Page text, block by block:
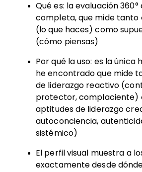
Qué es: la evaluación
completa, que mide tanto
(lo que haces) como
(cómo piensas)
Por qué la uso: es la única
he encontrado que mide
de liderazgo reactivo
protector, complaciente)
aptitudes de liderazgo
autoconciencia,
sistémico)
El perfil visual muestra a
exactamente desde